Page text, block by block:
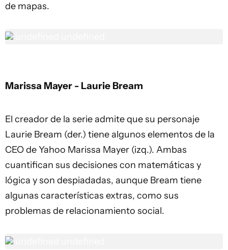
de mapas.
Marissa Mayer - Laurie Bream
El creador de la serie admite que su personaje
Laurie Bream (der.) tiene algunos elementos de la
CEO de Yahoo Marissa Mayer (izq.). Ambas
cuantifican sus decisiones con matemáticas y
lógica y son despiadadas, aunque Bream tiene
algunas características extras, como sus
problemas de relacionamiento social.